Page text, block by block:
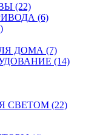
(22)
(6)
ДОМА (7)
(14)
СВЕТОМ (22)